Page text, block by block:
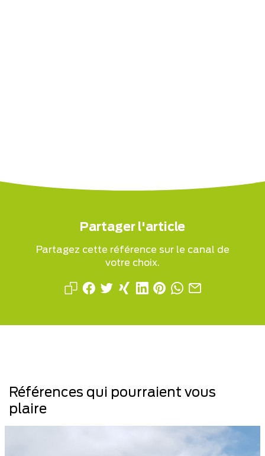
Partager l'article
Partagez cette référence sur le canal de
votre choix.
Références qui pourraient vous
plaire